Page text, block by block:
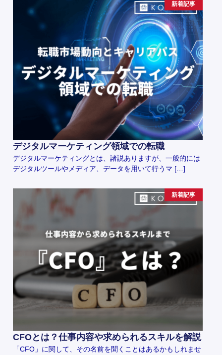
新着記事
デジタルマーケティング領域での転職
デジタルマーケティングとは、諸説ありますが、一般的には
デジタルツールやメディア、データを用いて行うマ […]
新着記事
CFOとは？仕事内容や求められるスキルを解説
「CFO」に関して、その名前を聞くことはあるかもしれませ